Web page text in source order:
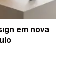
em nova